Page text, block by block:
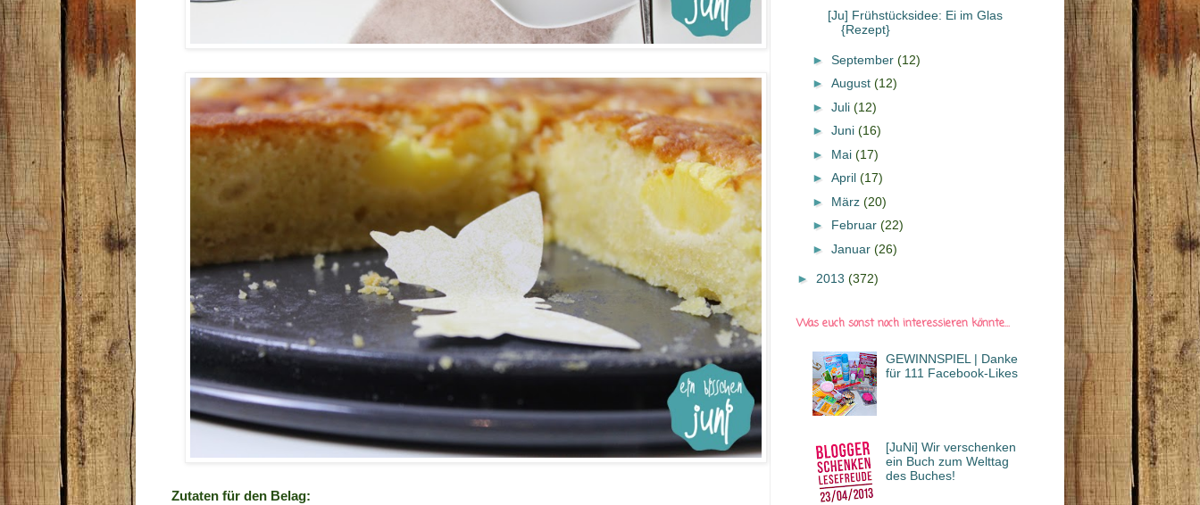
Zutaten für den Belag:
[Ju] Frühstücksidee: Ei im Glas
{Rezept}
► September (12)
► August (12)
► Juli (12)
► Juni (16)
► Mai (17)
► April (17)
► März (20)
► Februar (22)
► Januar (26)
► 2013 (372)
Was euch sonst noch interessieren könnte...
GEWINNSPIEL | Danke
für 111 Facebook-Likes
[JuNi] Wir verschenken
ein Buch zum Welttag
des Buches!